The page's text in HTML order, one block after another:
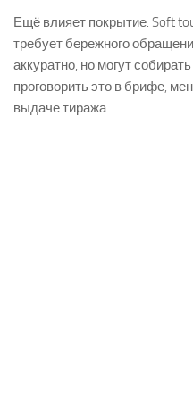
Ещё влияет покрытие. Soft
требует бережного
аккуратно, но могут
проговорить это в брифе,
выдаче тиража.